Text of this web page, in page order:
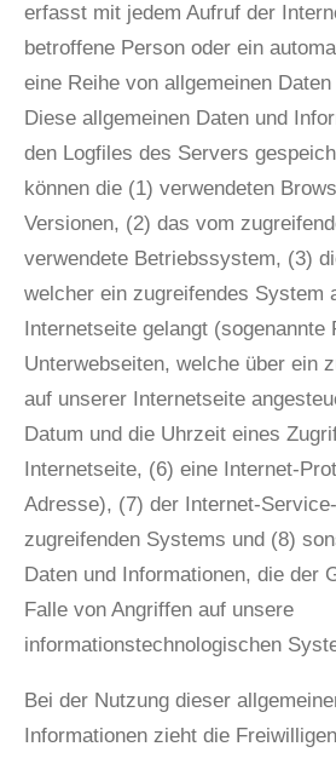
erfasst mit jedem Aufruf der
betroffene Person oder ein
eine Reihe von allgemeinen
Diese allgemeinen Daten und
den Logfiles des Servers
können die (1) verwendeten
Versionen, (2) das vom
verwendete Betriebssystem, (3)
welcher ein zugreifendes System
Internetseite gelangt (sogenannte
Unterwebseiten, welche über ein
auf unserer Internetseite
Datum und die Uhrzeit eines
Internetseite, (6) eine Internet-
Adresse), (7) der Internet-
zugreifenden Systems und (8)
Daten und Informationen, die der
Falle von Angriffen auf unsere
informationstechnologischen
Bei der Nutzung dieser
Informationen zieht die